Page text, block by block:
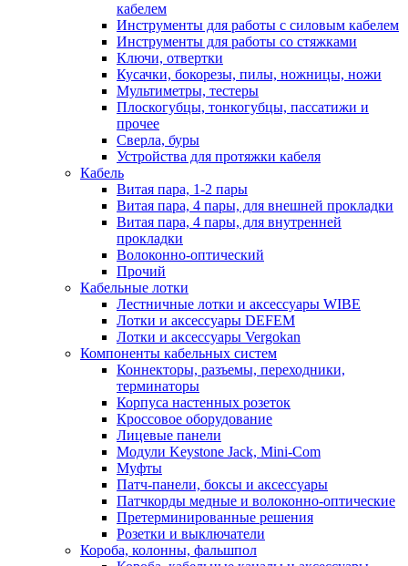
кабелем
Инструменты для работы с силовым кабелем
Инструменты для работы со стяжками
Ключи, отвертки
Кусачки, бокорезы, пилы, ножницы, ножи
Мультиметры, тестеры
Плоскогубцы, тонкогубцы, пассатижи и
прочее
Сверла, буры
Устройства для протяжки кабеля
Кабель
Витая пара, 1-2 пары
Витая пара, 4 пары, для внешней прокладки
Витая пара, 4 пары, для внутренней
прокладки
Волоконно-оптический
Прочий
Кабельные лотки
Лестничные лотки и аксессуары WIBE
Лотки и аксессуары DEFEM
Лотки и аксессуары Vergokan
Компоненты кабельных систем
Коннекторы, разъемы, переходники,
терминаторы
Корпуса настенных розеток
Кроссовое оборудование
Лицевые панели
Модули Keystone Jack, Mini-Com
Муфты
Патч-панели, боксы и аксессуары
Патчкорды медные и волоконно-оптические
Претерминированные решения
Розетки и выключатели
Короба, колонны, фальшпол